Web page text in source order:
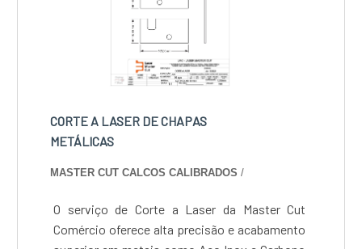
CORTE A LASER DE CHAPAS
METÁLICAS
MASTER CUT CALCOS CALIBRADOS /
O serviço de Corte a Laser da Master Cut
Comércio oferece alta precisão e acabamento